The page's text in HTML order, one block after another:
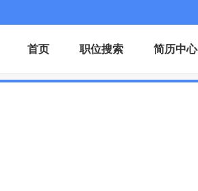
首页 职位搜索 简历中心